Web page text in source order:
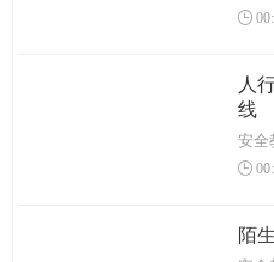
人
线
安全
陌